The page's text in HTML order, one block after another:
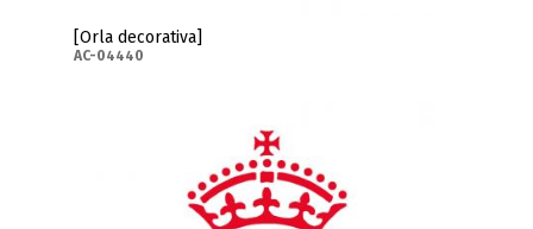
[Orla decorativa]
AC-04440